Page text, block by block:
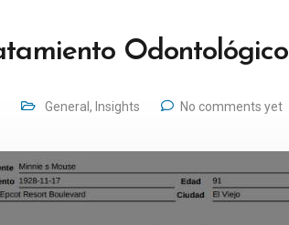
Odontológico
General , Insights No comments yet